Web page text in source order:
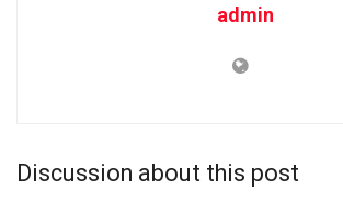
admin
Discussion about this post